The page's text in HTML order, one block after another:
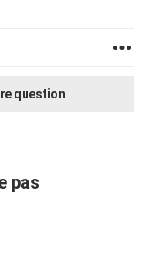
question
pas